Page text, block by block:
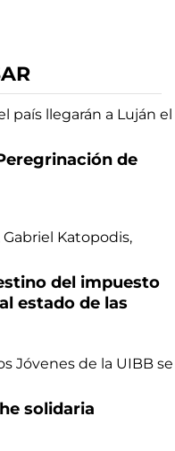
de
del impuesto
estado de las
solidaria